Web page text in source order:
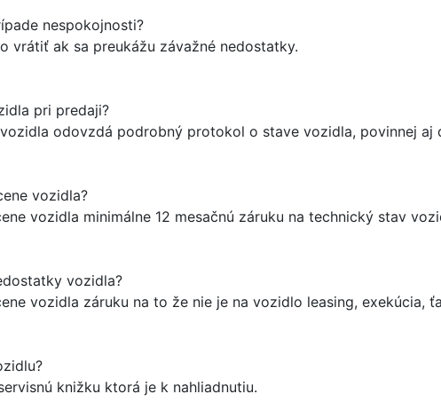
nespokojnosti?
vrátiť ak sa preukážu závažné nedostatky.
pri predaji?
odovzdá podrobný protokol o stave vozidla, povinnej aj
vozidla?
vozidla minimálne 12 mesačnú záruku na technický stav
vozidla?
vozidla záruku na to že nie je na vozidlo leasing, exekúcia,
knižku ktorá je k nahliadnutiu.